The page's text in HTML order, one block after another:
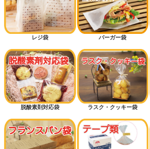
レジ袋 バーガー袋
脱酸素剤対応袋 ラスク・クッキー袋